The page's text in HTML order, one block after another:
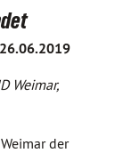
Weimar,
der